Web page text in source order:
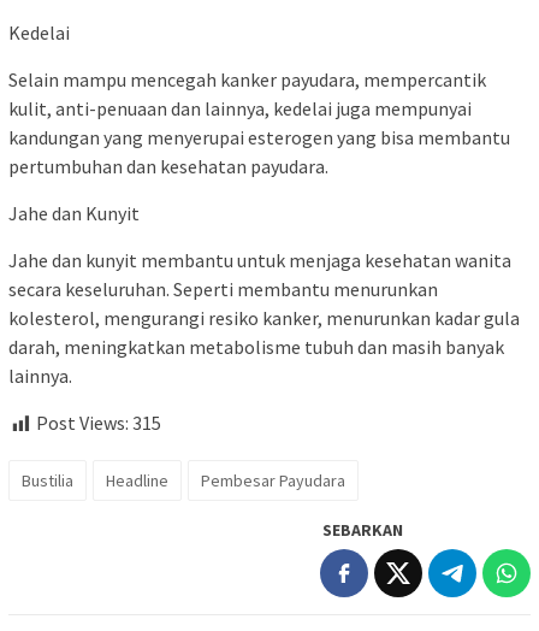
Kedelai
Selain mampu mencegah kanker payudara, mempercantik
kulit, anti-penuaan dan lainnya, kedelai juga mempunyai
kandungan yang menyerupai esterogen yang bisa membantu
pertumbuhan dan kesehatan payudara.
Jahe dan Kunyit
Jahe dan kunyit membantu untuk menjaga kesehatan wanita
secara keseluruhan. Seperti membantu menurunkan
kolesterol, mengurangi resiko kanker, menurunkan kadar gula
darah, meningkatkan metabolisme tubuh dan masih banyak
lainnya.
Post Views: 315
Bustilia Headline Pembesar Payudara
SEBARKAN